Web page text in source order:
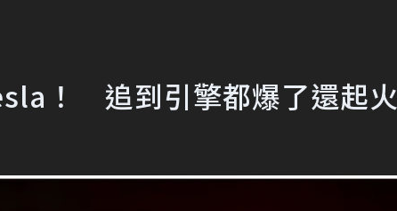
！ 追到引擎都爆了還起火